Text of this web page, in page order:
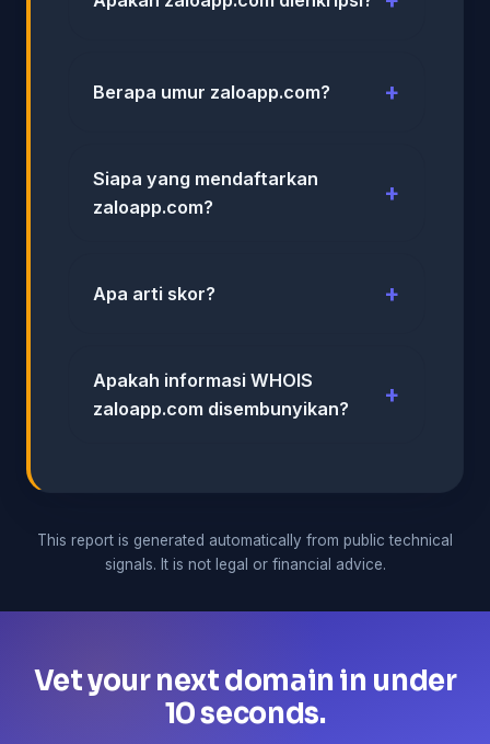
Berapa umur zaloapp.com?
Siapa yang mendaftarkan
zaloapp.com?
Apa arti skor?
Apakah informasi WHOIS
zaloapp.com disembunyikan?
This report is generated automatically from public technical
signals. It is not legal or financial advice.
Vet your next domain in under
10 seconds.